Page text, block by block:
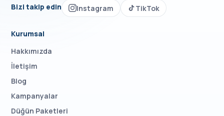
Bizi takip edin Instagram TikTok
Kurumsal
Hakkımızda
İletişim
Blog
Kampanyalar
Düğün Paketleri